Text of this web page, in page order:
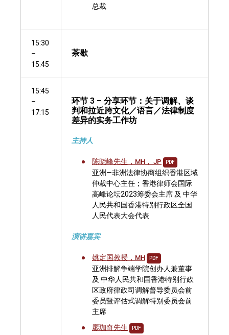
总裁
15:30
–
15:45
茶歇
15:45
–
17:15
环节 3 – 分享环节：关于调解、谈
判和拉近跨文化／语言／法律制度
差异的实务工作坊
主持人
陈晓峰先生， MH， JP PDF
亚洲—非洲法律协商组织香港区域
仲裁中心主任；香港律师会国际
高峰论坛2023筹委会主席 及 中华
人民共和国香港特别行政区全国
人民代表大会代表
演讲嘉宾
姚定国教授， MH PDF
亚洲排解争端学院创办人兼董事
及 中华人民共和国香港特别行政
区政府律政司调解督导委员会前
委员暨评估式调解特别委员会前
主席
廖珈奇先生
PDF